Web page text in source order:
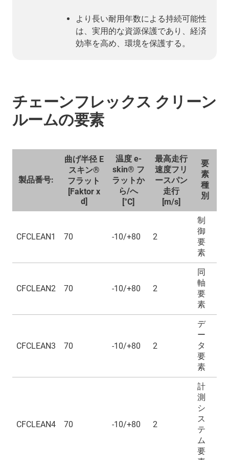
より長い耐用年数による持続可能性
は、実用的な資源保護であり、経済
効率を高め、環境を保護する。
チェーンフレックス クリーン
ルームの要素
製品番号:
曲げ半径 E
スキン®
フラット
[Faktor x
d]
温度 e-
skin® フ
ラットか
ら/へ
[°C]
最高走行
速度フリ
ースパン
走行
[m/s]
要
素
種
別
CFCLEAN1 70 -10/+80 2
制
御
要
素
CFCLEAN2 70 -10/+80 2
同
軸
要
素
CFCLEAN3 70 -10/+80 2
デ
ー
タ
要
素
CFCLEAN4 70 -10/+80 2
計
測
シ
ス
テ
ム
要